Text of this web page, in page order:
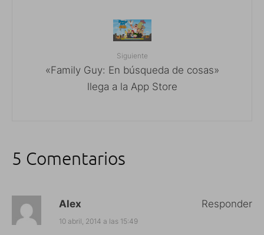
Siguiente
«Family Guy: En búsqueda de cosas»
llega a la App Store
5 Comentarios
Alex
10 abril, 2014 a las 15:49
Responder